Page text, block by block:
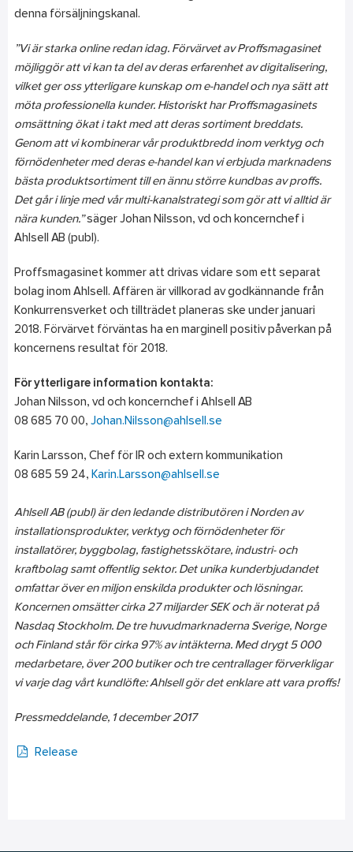
denna försäljningskanal.
”Vi är starka online redan idag. Förvärvet av Proffsmagasinet
möjliggör att vi kan ta del av deras erfarenhet av digitalisering,
vilket ger oss ytterligare kunskap om e-handel och nya sätt att
möta professionella kunder. Historiskt har Proffsmagasinets
omsättning ökat i takt med att deras sortiment breddats.
Genom att vi kombinerar vår produktbredd inom verktyg och
förnödenheter med deras e-handel kan vi erbjuda marknadens
bästa produktsortiment till en ännu större kundbas av proffs.
Det går i linje med vår multi-kanalstrategi som gör att vi alltid är
nära kunden.”säger Johan Nilsson, vd och koncernchef i
Ahlsell AB (publ).
Proffsmagasinet kommer att drivas vidare som ett separat
bolag inom Ahlsell. Affären är villkorad av godkännande från
Konkurrensverket och tillträdet planeras ske under januari
2018. Förvärvet förväntas ha en marginell positiv påverkan på
koncernens resultat för 2018.
För ytterligare information kontakta:
Johan Nilsson, vd och koncernchef i Ahlsell AB
08 685 70 00, Johan.Nilsson@ahlsell.se
Karin Larsson, Chef för IR och extern kommunikation
08 685 59 24, Karin.Larsson@ahlsell.se
Ahlsell AB (publ) är den ledande distributören i Norden av
installationsprodukter, verktyg och förnödenheter för
installatörer, byggbolag, fastighetsskötare, industri- och
kraftbolag samt offentlig sektor. Det unika kunderbjudandet
omfattar över en miljon enskilda produkter och lösningar.
Koncernen omsätter cirka 27 miljarder SEK och är noterat på
Nasdaq Stockholm. De tre huvudmarknaderna Sverige, Norge
och Finland står för cirka 97% av intäkterna. Med drygt 5 000
medarbetare, över 200 butiker och tre centrallager förverkligar
vi varje dag vårt kundlöfte: Ahlsell gör det enklare att vara proffs!
Pressmeddelande, 1 december 2017
Release